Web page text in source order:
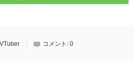
VTuber コメント: 0